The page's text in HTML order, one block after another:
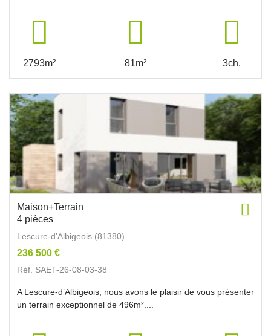
2793m² 81m² 3ch.
Maison+Terrain
4 pièces
Lescure-d'Albigeois (81380)
236 500 €
Réf. SAET-26-08-03-38
A Lescure-d’Albigeois, nous avons le plaisir de vous présenter
un terrain exceptionnel de 496m²....